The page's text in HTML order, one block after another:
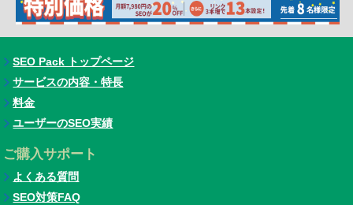
SEO Pack トップページ
サービスの内容・特長
料金
ユーザーのSEO実績
ご購入サポート
よくある質問
SEO対策FAQ